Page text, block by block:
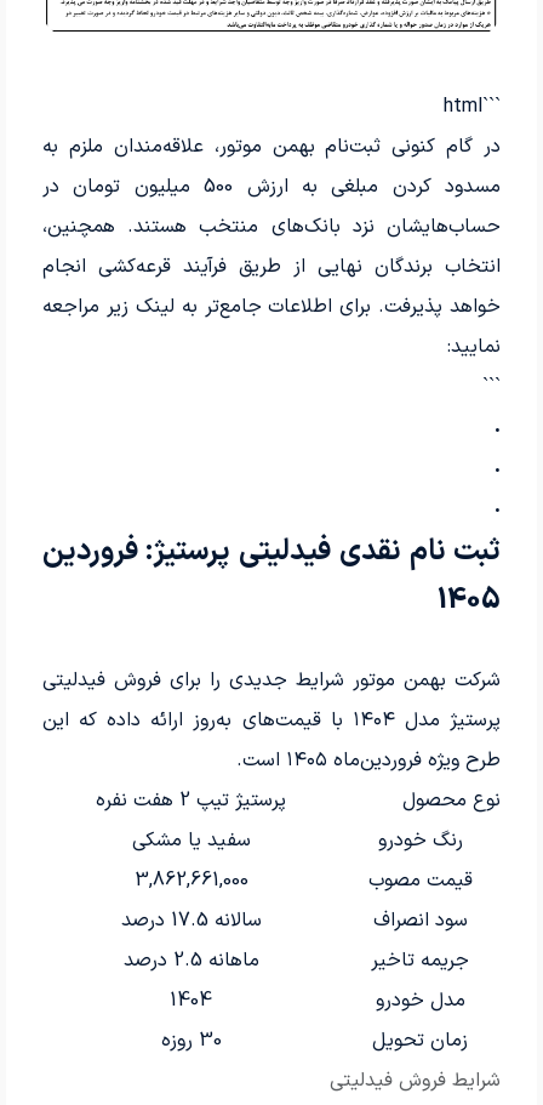
```html
در گام کنونی ثبت‌نام بهمن موتور، علاقه‌مندان ملزم به
مسدود کردن مبلغی به ارزش 500 میلیون تومان در
حساب‌هایشان نزد بانک‌های منتخب هستند. همچنین،
انتخاب برندگان نهایی از طریق فرآیند قرعه‌کشی انجام
خواهد پذیرفت. برای اطلاعات جامع‌تر به لینک زیر مراجعه
نمایید:
```
.
.
.
ثبت نام نقدی فیدلیتی پرستیژ: فروردین
1405
شرکت بهمن موتور شرایط جدیدی را برای فروش فیدلیتی
پرستیژ مدل ۱۴۰۴ با قیمت‌های به‌روز ارائه داده که این
طرح ویژه فروردین‌ماه ۱۴۰۵ است.
شرایط فروش فیدلیتی
نوع محصول
پرستیژ تیپ 2 هفت نفره
رنگ خودرو
سفید یا مشکی
قیمت مصوب
3,862,661,000
سود انصراف
سالانه 17.5 درصد
جریمه تاخیر
ماهانه 2.5 درصد
مدل خودرو
1404
زمان تحویل
30 روزه